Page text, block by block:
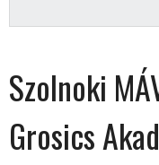
Szolnoki
Grosics